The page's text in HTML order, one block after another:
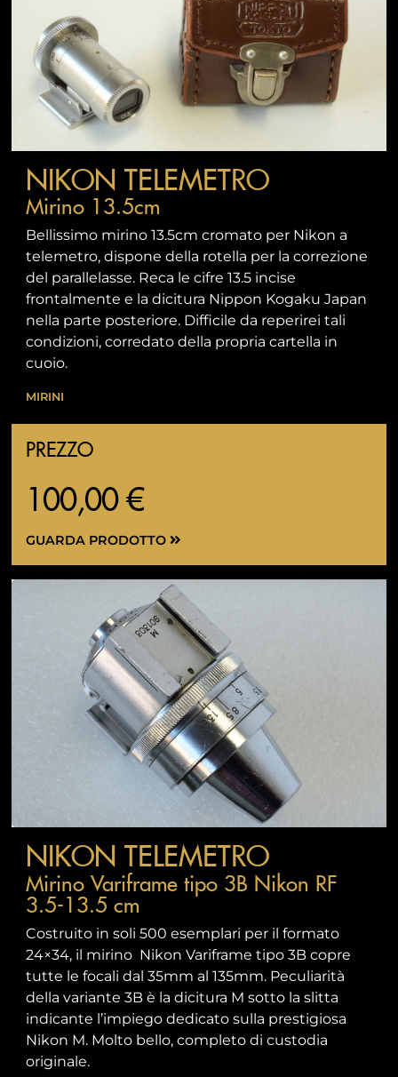
NIKON TELEMETRO
Mirino 13.5cm
Bellissimo mirino 13.5cm cromato per Nikon a
telemetro, dispone della rotella per la correzione
del parallelasse. Reca le cifre 13.5 incise
frontalmente e la dicitura Nippon Kogaku Japan
nella parte posteriore. Difficile da reperirei tali
condizioni, corredato della propria cartella in
cuoio.
MIRINI
PREZZO
100,00 €
GUARDA PRODOTTO
NIKON TELEMETRO
Mirino Variframe tipo 3B Nikon RF
3.5-13.5 cm
Costruito in soli 500 esemplari per il formato
24×34, il mirino Nikon Variframe tipo 3B copre
tutte le focali dal 35mm al 135mm. Peculiarità
della variante 3B è la dicitura M sotto la slitta
indicante l’impiego dedicato sulla prestigiosa
Nikon M. Molto bello, completo di custodia
originale.